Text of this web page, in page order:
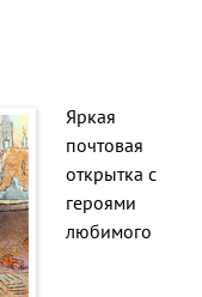
Яркая
почтовая
открытка с
героями
любимого